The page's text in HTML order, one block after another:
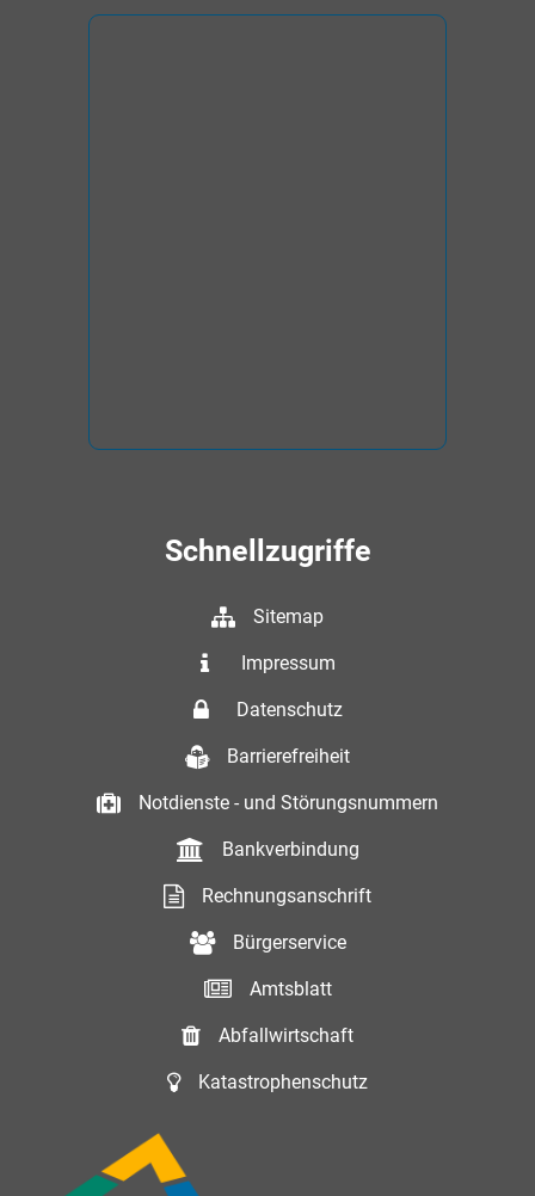
Schnellzugriffe
Sitemap
Impressum
Datenschutz
Barrierefreiheit
Notdienste - und Störungsnummern
Bankverbindung
Rechnungsanschrift
Bürgerservice
Amtsblatt
Abfallwirtschaft
Katastrophenschutz